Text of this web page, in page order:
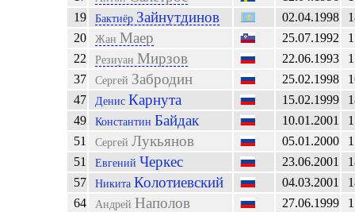
19
Бактиёр Зайнутдинов 02.04.1998
20
Жан Маер 25.07.1992
22
Резиуан Мирзов 22.06.1993
37
Сергей Забродин 25.02.1998
47
Денис Карнута 15.02.1999
49
Константин Байдак 10.01.2001
51
Сергей Лукьянов 05.01.2000
51
Евгений Черкес 23.06.2001
57
Никита Колотиевский 04.03.2001
64
Андрей Наполов 27.06.1999